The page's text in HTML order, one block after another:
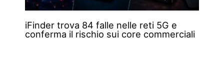
iFinder trova 84 falle nelle reti 5G e
conferma il rischio sui core commerciali